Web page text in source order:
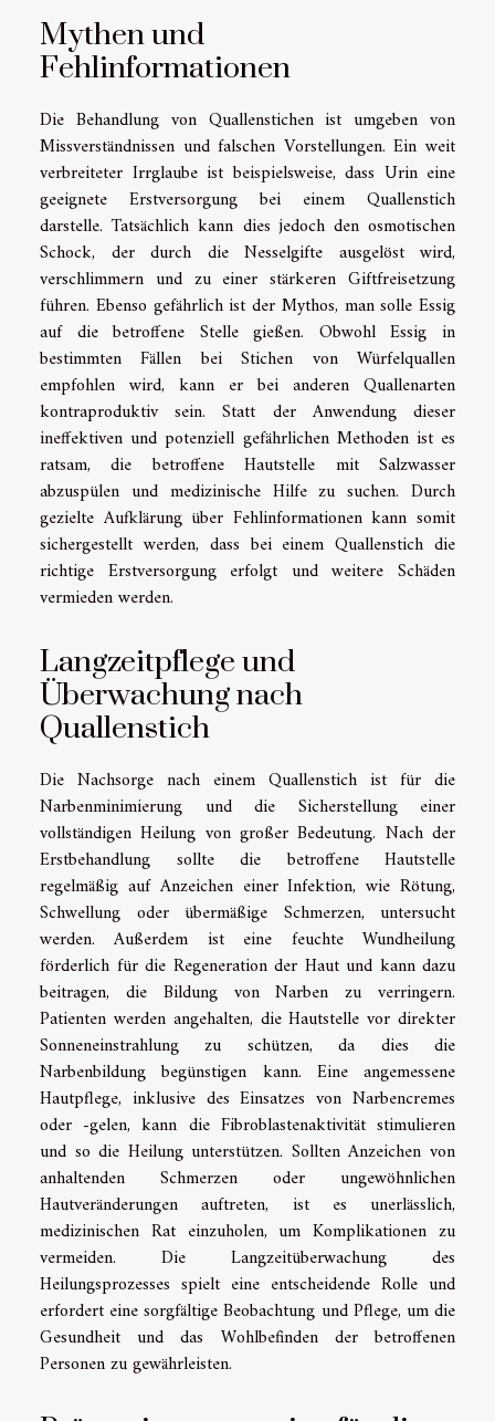
Mythen und
Fehlinformationen
Die Behandlung von Quallenstichen ist umgeben von
Missverständnissen und falschen Vorstellungen. Ein weit
verbreiteter Irrglaube ist beispielsweise, dass Urin eine
geeignete Erstversorgung bei einem Quallenstich
darstelle. Tatsächlich kann dies jedoch den osmotischen
Schock, der durch die Nesselgifte ausgelöst wird,
verschlimmern und zu einer stärkeren Giftfreisetzung
führen. Ebenso gefährlich ist der Mythos, man solle Essig
auf die betroffene Stelle gießen. Obwohl Essig in
bestimmten Fällen bei Stichen von Würfelquallen
empfohlen wird, kann er bei anderen Quallenarten
kontraproduktiv sein. Statt der Anwendung dieser
ineffektiven und potenziell gefährlichen Methoden ist es
ratsam, die betroffene Hautstelle mit Salzwasser
abzuspülen und medizinische Hilfe zu suchen. Durch
gezielte Aufklärung über Fehlinformationen kann somit
sichergestellt werden, dass bei einem Quallenstich die
richtige Erstversorgung erfolgt und weitere Schäden
vermieden werden.
Langzeitpflege und
Überwachung nach
Quallenstich
Die Nachsorge nach einem Quallenstich ist für die
Narbenminimierung und die Sicherstellung einer
vollständigen Heilung von großer Bedeutung. Nach der
Erstbehandlung sollte die betroffene Hautstelle
regelmäßig auf Anzeichen einer Infektion, wie Rötung,
Schwellung oder übermäßige Schmerzen, untersucht
werden. Außerdem ist eine feuchte Wundheilung
förderlich für die Regeneration der Haut und kann dazu
beitragen, die Bildung von Narben zu verringern.
Patienten werden angehalten, die Hautstelle vor direkter
Sonneneinstrahlung zu schützen, da dies die
Narbenbildung begünstigen kann. Eine angemessene
Hautpflege, inklusive des Einsatzes von Narbencremes
oder -gelen, kann die Fibroblastenaktivität stimulieren
und so die Heilung unterstützen. Sollten Anzeichen von
anhaltenden Schmerzen oder ungewöhnlichen
Hautveränderungen auftreten, ist es unerlässlich,
medizinischen Rat einzuholen, um Komplikationen zu
vermeiden. Die Langzeitüberwachung des
Heilungsprozesses spielt eine entscheidende Rolle und
erfordert eine sorgfältige Beobachtung und Pflege, um die
Gesundheit und das Wohlbefinden der betroffenen
Personen zu gewährleisten.